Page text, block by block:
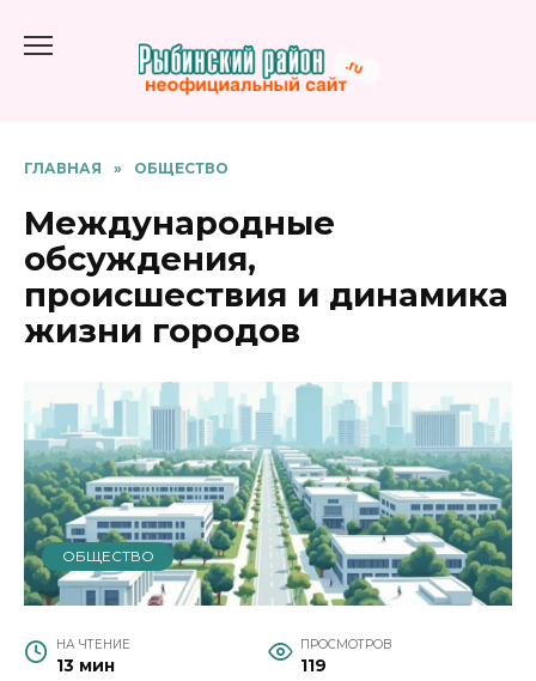
содержанию
ГЛАВНАЯ » ОБЩЕСТВО
Международные
обсуждения,
происшествия и динамика
жизни городов
ОБЩЕСТВО
НА ЧТЕНИЕ
13 мин
ПРОСМОТРОВ
119